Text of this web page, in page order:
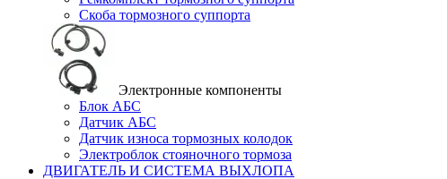
Скоба тормозного суппорта
Электронные компоненты
Блок АБС
Датчик АБС
Датчик износа тормозных колодок
Электроблок стояночного тормоза
ДВИГАТЕЛЬ И СИСТЕМА ВЫХЛОПА